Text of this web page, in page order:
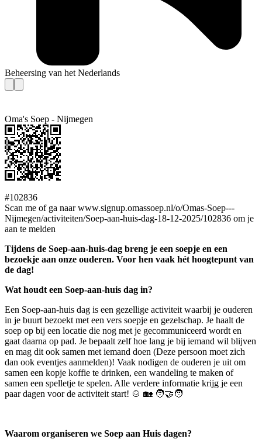
Beheersing van het Nederlands
Oma's Soep - Nijmegen
#102836
Scan me of ga naar www.signup.omassoep.nl/o/Omas-Soep---
Nijmegen/activiteiten/Soep-aan-huis-dag-18-12-2025/102836 om je
aan te melden
Tijdens de Soep-aan-huis-dag breng je een soepje en een
bezoekje aan onze ouderen. Voor hen vaak hét hoogtepunt van
de dag!
Wat houdt een Soep-aan-huis dag in?
Een Soep-aan-huis dag is een gezellige activiteit waarbij je ouderen
in je buurt bezoekt met een vers soepje en gezelschap. Je haalt de
soep op bij een locatie die nog met je gecommuniceerd wordt en
gaat daarna op pad. Je bepaalt zelf hoe lang je bij iemand wil blijven
en mag dit ook samen met iemand doen (Deze persoon moet zich
dan ook eventjes aanmelden)! Vaak nodigen de ouderen je uit om
samen een kopje koffie te drinken, een wandeling te maken of
samen een spelletje te spelen. Alle verdere informatie krijg je een
paar dagen voor de activiteit start! 🍲 🏡 🧑‍🤝‍🧑
Waarom organiseren we Soep aan Huis dagen?